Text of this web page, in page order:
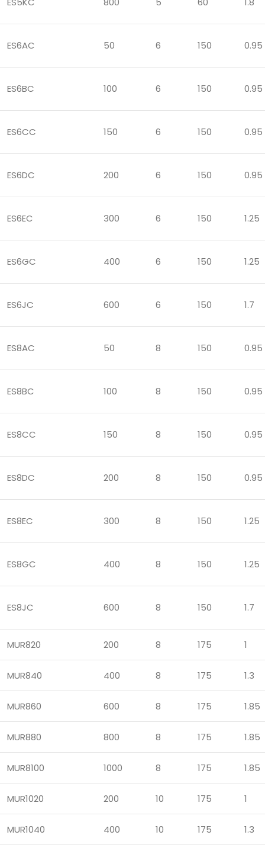
ES6AC 50 6 150 0.95
ES6BC 100 6 150 0.95
ES6CC 150 6 150 0.95
ES6DC 200 6 150 0.95
ES6EC 300 6 150 1.25
ES6GC 400 6 150 1.25
ES6JC 600 6 150 1.7
ES8AC 50 8 150 0.95
ES8BC 100 8 150 0.95
ES8CC 150 8 150 0.95
ES8DC 200 8 150 0.95
ES8EC 300 8 150 1.25
ES8GC 400 8 150 1.25
ES8JC 600 8 150 1.7
MUR820 200 8 175 1
MUR840 400 8 175 1.3
MUR860 600 8 175 1.85
MUR880 800 8 175 1.85
MUR8100 1000 8 175 1.85
MUR1020 200 10 175 1
MUR1040 400 10 175 1.3